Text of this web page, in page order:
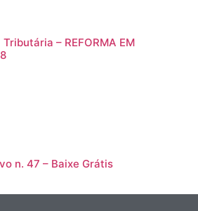
– REFORMA EM
n. 47 – Baixe Grátis